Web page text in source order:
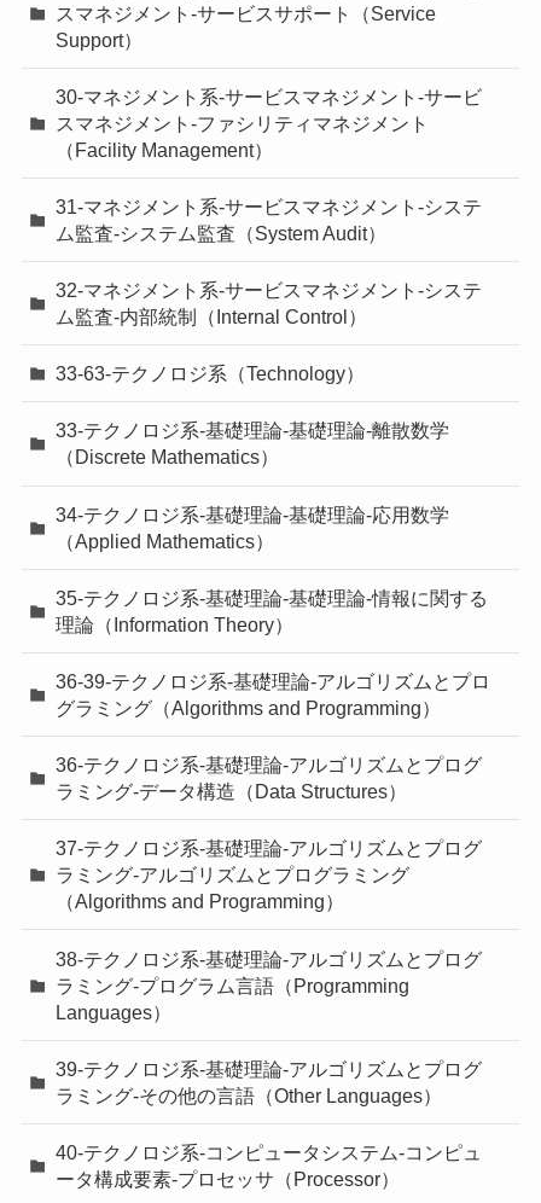
スマネジメント-サービスサポート（Service
Support）
30-マネジメント系-サービスマネジメント-サービ
スマネジメント-ファシリティマネジメント
（Facility Management）
31-マネジメント系-サービスマネジメント-システ
ム監査-システム監査（System Audit）
32-マネジメント系-サービスマネジメント-システ
ム監査-内部統制（Internal Control）
33-63-テクノロジ系（Technology）
33-テクノロジ系-基礎理論-基礎理論-離散数学
（Discrete Mathematics）
34-テクノロジ系-基礎理論-基礎理論-応用数学
（Applied Mathematics）
35-テクノロジ系-基礎理論-基礎理論-情報に関する
理論（Information Theory）
36-39-テクノロジ系-基礎理論-アルゴリズムとプロ
グラミング（Algorithms and Programming）
36-テクノロジ系-基礎理論-アルゴリズムとプログ
ラミング-データ構造（Data Structures）
37-テクノロジ系-基礎理論-アルゴリズムとプログ
ラミング-アルゴリズムとプログラミング
（Algorithms and Programming）
38-テクノロジ系-基礎理論-アルゴリズムとプログ
ラミング-プログラム言語（Programming
Languages）
39-テクノロジ系-基礎理論-アルゴリズムとプログ
ラミング-その他の言語（Other Languages）
40-テクノロジ系-コンピュータシステム-コンピュ
ータ構成要素-プロセッサ（Processor）